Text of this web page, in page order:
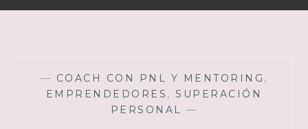
— COACH CON PNL Y MENTORING ,
EMPRENDEDORES ,SUPERACIÓN
PERSONAL —